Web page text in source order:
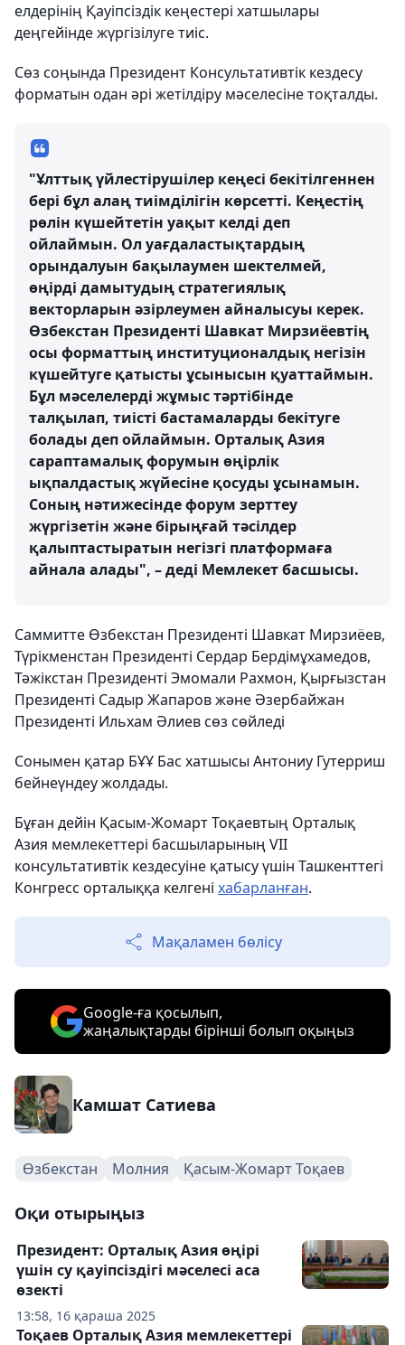
елдерінің Қауіпсіздік кеңестері хатшылары
деңгейінде жүргізілуге тиіс.
Сөз соңында Президент Консультативтік кездесу
форматын одан әрі жетілдіру мәселесіне тоқталды.
"Ұлттық үйлестірушілер кеңесі бекітілгеннен
бері бұл алаң тиімділігін көрсетті. Кеңестің
рөлін күшейтетін уақыт келді деп
ойлаймын. Ол уағдаластықтардың
орындалуын бақылаумен шектелмей,
өңірді дамытудың стратегиялық
векторларын әзірлеумен айналысуы керек.
Өзбекстан Президенті Шавкат Мирзиёевтің
осы форматтың институционалдық негізін
күшейтуге қатысты ұсынысын қуаттаймын.
Бұл мәселелерді жұмыс тәртібінде
талқылап, тиісті бастамаларды бекітуге
болады деп ойлаймын. Орталық Азия
сараптамалық форумын өңірлік
ықпалдастық жүйесіне қосуды ұсынамын.
Соның нәтижесінде форум зерттеу
жүргізетін және бірыңғай тәсілдер
қалыптастыратын негізгі платформаға
айнала алады", – деді Мемлекет басшысы.
Саммитте Өзбекстан Президенті Шавкат Мирзиёев,
Түрікменстан Президенті Сердар Бердімұхамедов,
Тәжікстан Президенті Эмомали Рахмон, Қырғызстан
Президенті Садыр Жапаров және Әзербайжан
Президенті Ильхам Әлиев сөз сөйледі
Сонымен қатар БҰҰ Бас хатшысы Антониу Гутерриш
бейнеүндеу жолдады.
Бұған дейін Қасым-Жомарт Тоқаевтың Орталық
Азия мемлекеттері басшыларының VII
консультативтік кездесуіне қатысу үшін Ташкенттегі
Конгресс орталыққа келгені хабарланған.
Мақаламен бөлісу
Google-ға қосылып,
жаңалықтарды бірінші болып оқыңыз
Камшат Сатиева
Өзбекстан Молния Қасым-Жомарт Тоқаев
Оқи отырыңыз
13:58, 16 қараша 2025
Президент: Орталық Азия өңірі
үшін су қауіпсіздігі мәселесі аса
өзекті
Тоқаев Орталық Азия мемлекеттері